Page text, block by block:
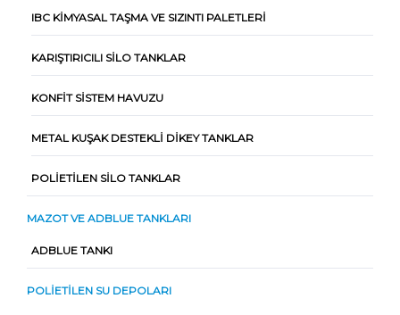
IBC KIMYASAL TAŞMA VE SIZINTI PALETLERI
KARIŞTIRICILI SILO TANKLAR
KONFIT SISTEM HAVUZU
METAL KUŞAK DESTEKLI DIKEY TANKLAR
POLIETILEN SILO TANKLAR
MAZOT VE ADBLUE TANKLARI
ADBLUE TANKI
POLIETILEN SU DEPOLARI